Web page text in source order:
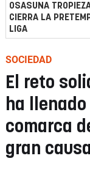
OSASUNA
CIERRA LA
LIGA
SOCIEDAD
El reto
ha
comarca
gran causa